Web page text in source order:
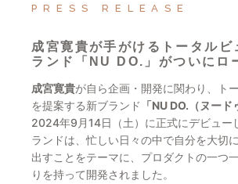
PRESS RELEASE
成宮寛貴が手がけるトータルビ
ランド「NU DO.」がついにロ
成宮寛貴が自ら企画・開発に関わり、ト
を提案する新ブランド 「NU DO.（ヌード
2024年9月14日（土）に正式にデビュー
ランドは、忙しい日々の中で自分を大切
出すことをテーマに、プロダクトの一つ
りを持って開発されました。